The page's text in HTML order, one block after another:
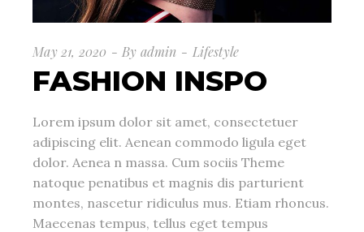
May 21, 2020 By admin Lifestyle
FASHION INSPO
Lorem ipsum dolor sit amet, consectetuer
adipiscing elit. Aenean commodo ligula eget
dolor. Aenea n massa. Cum sociis Theme
natoque penatibus et magnis dis parturient
montes, nascetur ridiculus mus. Etiam rhoncus.
Maecenas tempus, tellus eget tempus